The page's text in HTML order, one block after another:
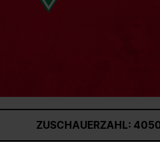
ZUSCHAUERZAHL: